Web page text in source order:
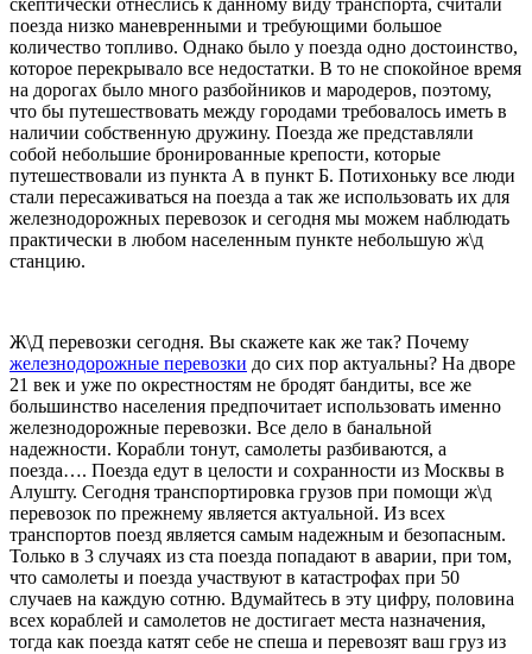
поезда низко маневренными и требующими большое
количество топливо. Однако было у поезда одно достоинство,
которое перекрывало все недостатки. В то не спокойное время
на дорогах было много разбойников и мародеров, поэтому,
что бы путешествовать между городами требовалось иметь в
наличии собственную дружину. Поезда же представляли
собой небольшие бронированные крепости, которые
путешествовали из пункта А в пункт Б. Потихоньку все люди
стали пересаживаться на поезда а так же использовать их для
железнодорожных перевозок и сегодня мы можем наблюдать
практически в любом населенным пункте небольшую ж\д
станцию.
Ж\Д перевозки сегодня. Вы скажете как же так? Почему
железнодорожные перевозки до сих пор актуальны? На дворе
21 век и уже по окрестностям не бродят бандиты, все же
большинство населения предпочитает использовать именно
железнодорожные перевозки. Все дело в банальной
надежности. Корабли тонут, самолеты разбиваются, а
поезда…. Поезда едут в целости и сохранности из Москвы в
Алушту. Сегодня транспортировка грузов при помощи ж\д
перевозок по прежнему является актуальной. Из всех
транспортов поезд является самым надежным и безопасным.
Только в 3 случаях из ста поезда попадают в аварии, при том,
что самолеты и поезда участвуют в катастрофах при 50
случаев на каждую сотню. Вдумайтесь в эту цифру, половина
всех кораблей и самолетов не достигает места назначения,
тогда как поезда катят себе не спеша и перевозят ваш груз из